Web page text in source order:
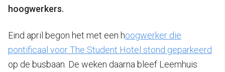
hoogwerkers.
Eind april begon het met een hoogwerker die
pontificaal voor The Student Hotel stond geparkeerd
op de busbaan. De weken daarna bleef Leemhuis